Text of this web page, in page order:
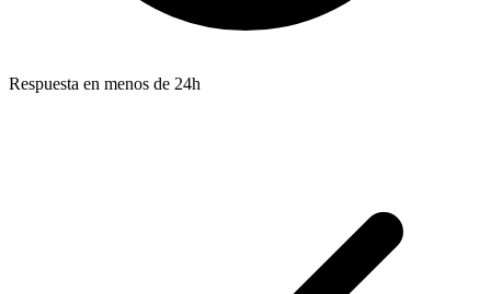
Respuesta en menos de 24h